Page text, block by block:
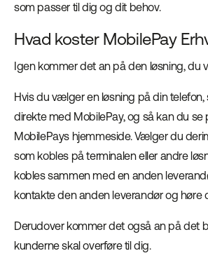
som passer til dig og dit behov.
Hvad koster MobilePay
Igen kommer det an på den løsning, du
Hvis du vælger en løsning på din telefon,
direkte med MobilePay, og så kan du se
MobilePays hjemmeside. Vælger du
som kobles på terminalen eller andre
kobles sammen med en anden
kontakte den anden leverandør og høre
Derudover kommer det også an på det
kunderne skal overføre til dig.